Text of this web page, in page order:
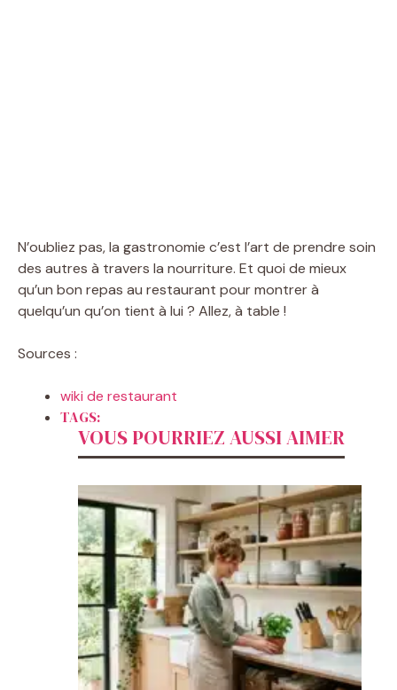
N’oubliez pas, la gastronomie c’est l’art de prendre soin
des autres à travers la nourriture. Et quoi de mieux
qu’un bon repas au restaurant pour montrer à
quelqu’un qu’on tient à lui ? Allez, à table !
Sources :
wiki de restaurant
TAGS:
VOUS POURRIEZ AUSSI AIMER